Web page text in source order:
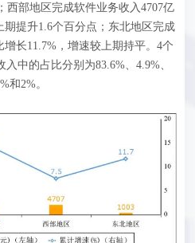
西部地区完成软件业务收入4707亿
期提升1.6个百分点；东北地区完成
长11.7%，增速较上期持平。4个
中的占比分别为83.6%、4.9%、
和2%。